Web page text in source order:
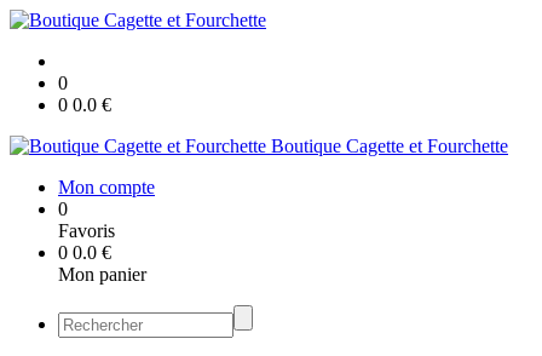
0
0 0.0 €
Boutique Cagette et Fourchette
Mon compte
0
Favoris
0 0.0 €
Mon panier